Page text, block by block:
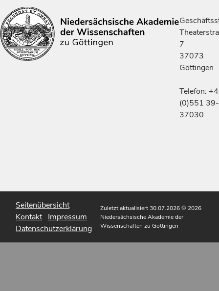
7
37073
Göttingen
Telefon:
(0)551 39-
37030
Seitenübersicht
Kontakt Impressum
Datenschutzerklärung
Zuletzt aktualisiert 30.07.2026© 2026
Niedersächsische Akademie der
Wissenschaften zu Göttingen